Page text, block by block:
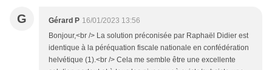
G Gérard P 16/01/2023 13:56
Bonjour,<br /> La solution préconisée par Raphaël Didier est
identique à la péréquation fiscale nationale en confédération
helvétique (1).<br /> Cela me semble être une excellente